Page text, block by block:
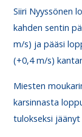
Siiri Nyyssönen
kahden sentin
m/s) ja pääsi
(+0,4 m/s)
Miesten
karsinnasta
tulokseksi